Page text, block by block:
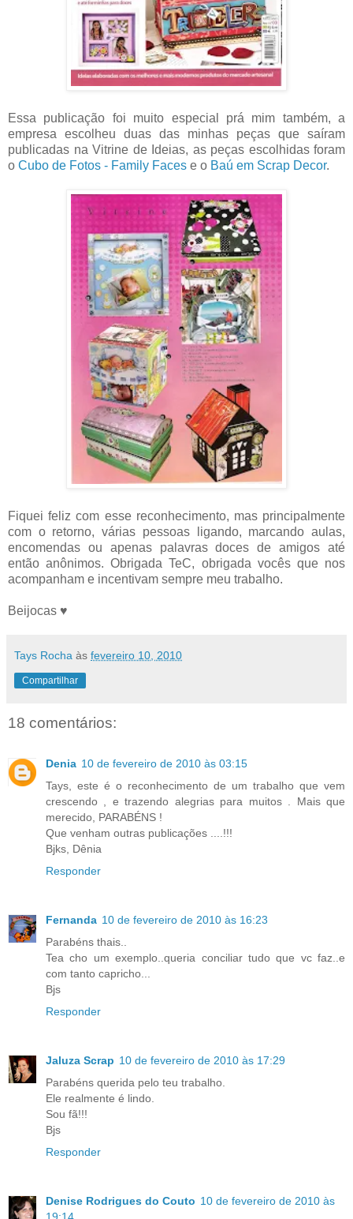
Essa publicação foi muito especial prá mim também, a
empresa escolheu duas das minhas peças que saíram
publicadas na Vitrine de Ideias, as peças escolhidas foram
o Cubo de Fotos - Family Faces e o Baú em Scrap Decor.
Fiquei feliz com esse reconhecimento, mas principalmente
com o retorno, várias pessoas ligando, marcando aulas,
encomendas ou apenas palavras doces de amigos até
então anônimos. Obrigada TeC, obrigada vocês que nos
acompanham e incentivam sempre meu trabalho.
Beijocas ♥
Tays Rocha às fevereiro 10, 2010
Compartilhar
18 comentários:
Denia 10 de fevereiro de 2010 às 03:15
Tays, este é o reconhecimento de um trabalho que vem
crescendo , e trazendo alegrias para muitos . Mais que
merecido, PARABÉNS !
Que venham outras publicações ....!!!
Bjks, Dênia
Responder
Fernanda 10 de fevereiro de 2010 às 16:23
Parabéns thais..
Tea cho um exemplo..queria conciliar tudo que vc faz..e
com tanto capricho...
Bjs
Responder
Jaluza Scrap 10 de fevereiro de 2010 às 17:29
Parabéns querida pelo teu trabalho.
Ele realmente é lindo.
Sou fã!!!
Bjs
Responder
Denise Rodrigues do Couto 10 de fevereiro de 2010 às